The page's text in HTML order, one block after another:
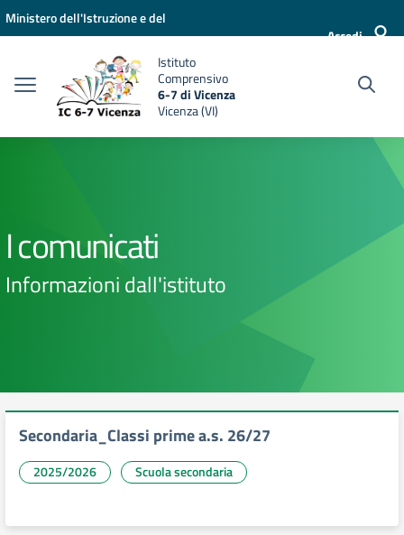
Vai ai contenuti
Vai al menu di navigazione
Vai al footer
Ministero dell'Istruzione e del
Accedi
Istituto
Comprensivo
6-7 di Vicenza
Vicenza (VI)
I comunicati
Informazioni dall'istituto
Secondaria_Classi prime a.s. 26/27
2025/2026 Scuola secondaria